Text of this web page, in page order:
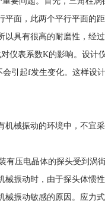
面，此两个平行平面的
具有很高的耐磨性，经
仪表系数K的影响。设计
引起f发生变化。这样设
机械振动的环境中，不宜
压电晶体的探头受到涡
振动时，由于探头体惯
振动敏感的原因。应力